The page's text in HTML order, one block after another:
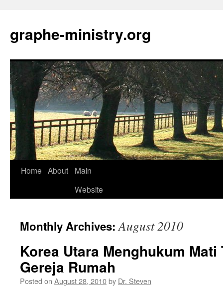
content
graphe-ministry.org
Home About
Main
Website
Monthly Archives:August 2010
Korea Utara Menghukum
Gereja Rumah
Posted on August 28, 2010by Dr. Steven